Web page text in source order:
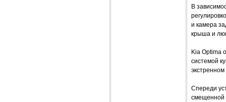
В
и камера
крыша и
Kia Optima
системой
Спереди
смещенной